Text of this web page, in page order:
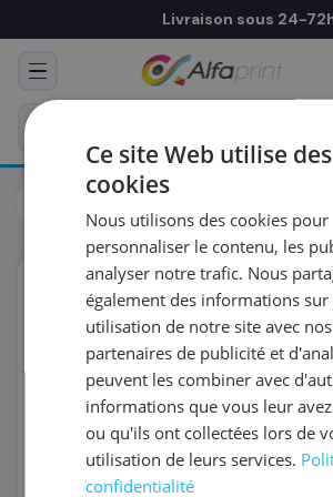
Livraison sous 24-
Cartouches
Canon
ORIGINAL
♻ COMMANDE RÉCURRENTE
Prévoyez &
Programmez votre prochain achat —
vous prépare un devis personnalisé
RÉFÉRENCE DU PRODUIT
FRÉQUENCE
QUANTITÉ PAR LIVRAISON
DATE DE PREMIÈRE LIVRAISON
Ce site Web utilise des
cookies
Nous utilisons des cookies pour
personnaliser le contenu, les
analyser notre trafic. Nous
également des informations
utilisation de notre site avec nos
partenaires de publicité et
peuvent les combiner avec
informations que vous leur
ou qu'ils ont collectées lors de
utilisation de leurs services.
confidentialité